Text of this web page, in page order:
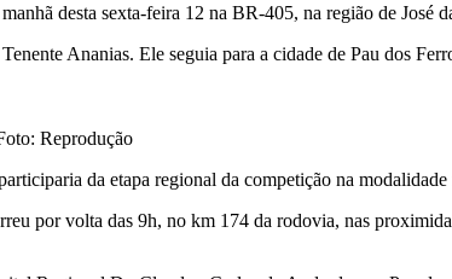
desta sexta-feira 12 na BR-405, na região de
Ananias. Ele seguia para a cidade de Pau dos
Reprodução
da etapa regional da competição na modalidade
por volta das 9h, no km 174 da rodovia, nas